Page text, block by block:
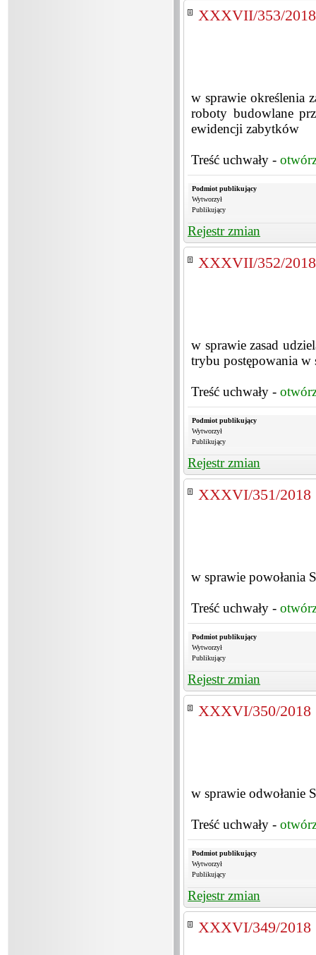
XXXVII/353/2018
w sprawie określenia
roboty budowlane
ewidencji zabytków
Treść uchwały -
Podmiot publikujący
Wytworzył
Publikujący
Rejestr zmian
XXXVII/352/2018
w sprawie zasad
trybu postępowania w
Treść uchwały -
Podmiot publikujący
Wytworzył
Publikujący
Rejestr zmian
XXXVI/351/2018
w sprawie powołania
Treść uchwały -
Podmiot publikujący
Wytworzył
Publikujący
Rejestr zmian
XXXVI/350/2018
w sprawie odwołanie
Treść uchwały -
Podmiot publikujący
Wytworzył
Publikujący
Rejestr zmian
XXXVI/349/2018